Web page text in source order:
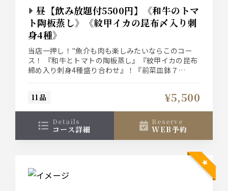
昼【飲み放題付5500円】《和牛のトマ
ト陶板蒸し》《紋甲イカの昆布〆入り刺
身4種》
当店一押し！"魚介も肉も楽しみたいならこのコー
ス！ 『和牛とトマトの陶板蒸し』『紋甲イカの昆布
締め入り刺身4種盛り合わせ』！『前菜皿鉢７
題付きプラン 5500円（税込）
11品 ¥5,500
details
コース詳細
reserve
WEB予約